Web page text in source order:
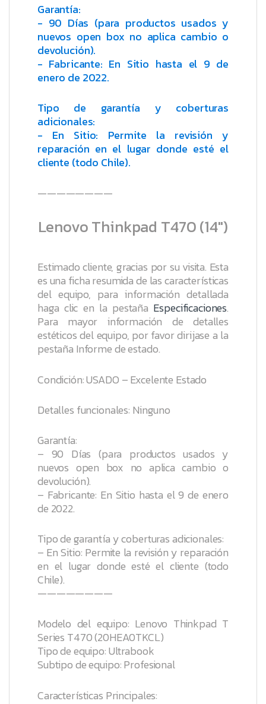
Garantía:
- 90 Días (para productos usados y
nuevos open box no aplica cambio o
devolución).
- Fabricante: En Sitio hasta el 9 de
enero de 2022.
Tipo de garantía y coberturas
adicionales:
- En Sitio: Permite la revisión y
reparación en el lugar donde esté el
cliente (todo Chile).
————————
Lenovo Thinkpad T470 (14″)
Estimado cliente, gracias por su visita. Esta
es una ficha resumida de las características
del equipo, para información detallada
haga clic en la pestaña Especificaciones.
Para mayor información de detalles
estéticos del equipo, por favor dirijase a la
pestaña Informe de estado.
Condición: USADO – Excelente Estado
Detalles funcionales: Ninguno
Garantía:
– 90 Días (para productos usados y
nuevos open box no aplica cambio o
devolución).
– Fabricante: En Sitio hasta el 9 de enero
de 2022.
Tipo de garantía y coberturas adicionales:
– En Sitio: Permite la revisión y reparación
en el lugar donde esté el cliente (todo
Chile).
————————
Modelo del equipo: Lenovo Thinkpad T
Series T470 (20HEA0TKCL)
Tipo de equipo: Ultrabook
Subtipo de equipo: Profesional
Características Principales: